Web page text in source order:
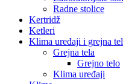
Radne stolice
Kertridž
Ketleri
Klima uređaji i grejna
Grejna tela
Grejno telo
Klima uređaji